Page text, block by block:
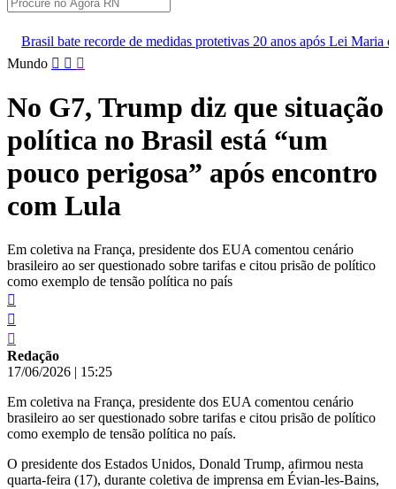
medidas protetivas 20 anos após Lei Maria da Penha
ABC
Pular
conteúdo
Mundo
No G7, Trump diz que situação
política no Brasil está “um
pouco perigosa” após encontro
com Lula
Em coletiva na França, presidente dos EUA comentou cenário
brasileiro ao ser questionado sobre tarifas e citou prisão de político
como exemplo de tensão política no país
Redação
17/06/2026 | 15:25
Em coletiva na França, presidente dos EUA comentou cenário
brasileiro ao ser questionado sobre tarifas e citou prisão de político
como exemplo de tensão política no país.
O presidente dos Estados Unidos, Donald Trump, afirmou nesta
quarta-feira (17), durante coletiva de imprensa em Évian-les-Bains,